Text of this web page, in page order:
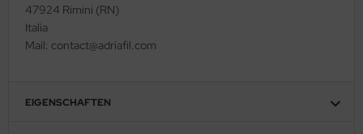
47924 Rimini (RN)
Italia
Mail: contact@adriafil.com
EIGENSCHAFTEN